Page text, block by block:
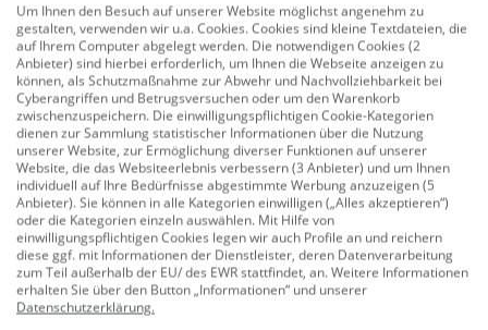
Grandsoleil Garten-Essgruppe
Brunch/Venice 4 Personen
Stahl/Kunststoff schwarz
238,00 €
Progarden Garten-Essgruppe Tampa
+ Faro 4 Personen Kunststoff
Um Ihnen den Besuch auf unserer Website möglichst angenehm zu
gestalten, verwenden wir u.a. Cookies. Cookies sind kleine Textdateien, die
auf Ihrem Computer abgelegt werden. Die notwendigen Cookies (2
Anbieter) sind hierbei erforderlich, um Ihnen die Webseite anzeigen zu
können, als Schutzmaßnahme zur Abwehr und Nachvollziehbarkeit bei
Cyberangriffen und Betrugsversuchen oder um den Warenkorb
zwischenzuspeichern. Die einwilligungspflichtigen Cookie-Kategorien
dienen zur Sammlung statistischer Informationen über die Nutzung
unserer Website, zur Ermöglichung diverser Funktionen auf unserer
Website, die das Websiteerlebnis verbessern (3 Anbieter) und um Ihnen
individuell auf Ihre Bedürfnisse abgestimmte Werbung anzuzeigen (5
Anbieter). Sie können in alle Kategorien einwilligen („Alles akzeptieren“)
oder die Kategorien einzeln auswählen. Mit Hilfe von
einwilligungspflichtigen Cookies legen wir auch Profile an und reichern
diese ggf. mit Informationen der Dienstleister, deren Datenverarbeitung
zum Teil außerhalb der EU/ des EWR stattfindet, an. Weitere Informationen
erhalten Sie über den Button „Informationen“ und unserer
Datenschutzerklärung.